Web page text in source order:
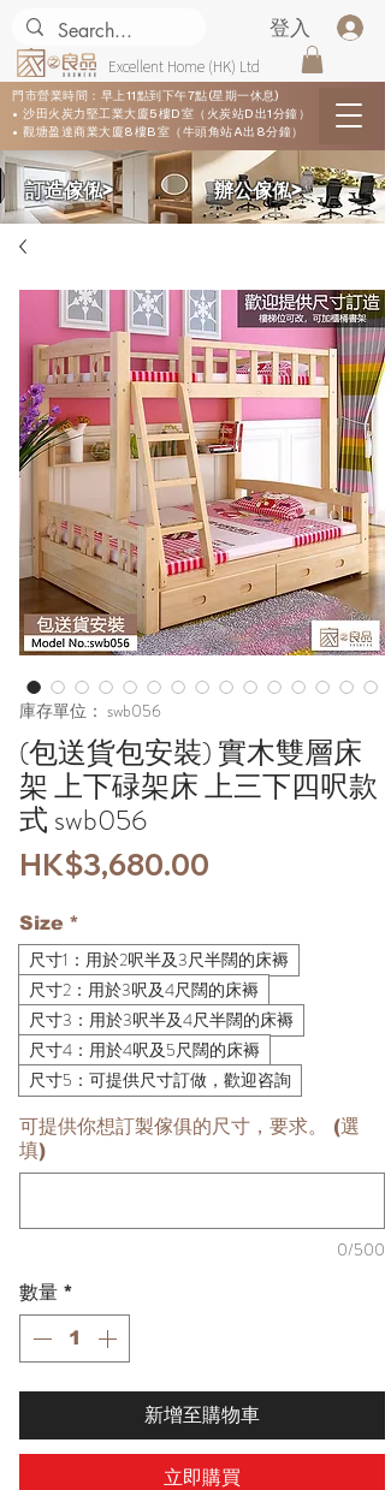
Excellent Home (HK) Ltd
登入
門市營業時間：早上11點到下午7點(星期一休息)
• 沙田火炭力堅工業大廈5樓D室（火炭站D出1分鐘）
• 觀塘盈達商業大廈8樓B室（牛頭角站A出8分鐘）
​訂造傢俬> ​辦公傢俬>
庫存單位： swb056
(包送貨包安裝) 實木雙層床
架 上下碌架床 上三下四呎款
式 swb056
HK$3,680.00
Size *
尺寸1：用於2呎半及3尺半闊的床褥
尺寸2：用於3呎及4尺闊的床褥
尺寸3：用於3呎半及4尺半闊的床褥
尺寸4：用於4呎及5尺闊的床褥
尺寸5：可提供尺寸訂做，歡迎咨詢
可提供你想訂製傢俱的尺寸，要求。 (選
填)
0/500
數量 *
新增至購物車
立即購買